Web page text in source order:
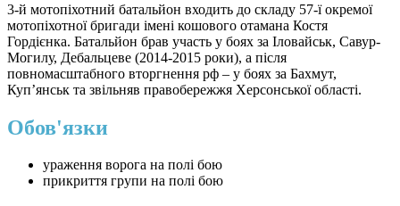
3-й мотопіхотний батальйон входить до складу 57-ї окремої
мотопіхотної бригади імені кошового отамана Костя
Гордієнка. Батальйон брав участь у боях за Іловайськ, Савур-
Могилу, Дебальцеве (2014-2015 роки), а після
повномасштабного вторгнення рф – у боях за Бахмут,
Куп’янськ та звільняв правобережжя Херсонської області.
Обов'язки
ураження ворога на полі бою
прикриття групи на полі бою